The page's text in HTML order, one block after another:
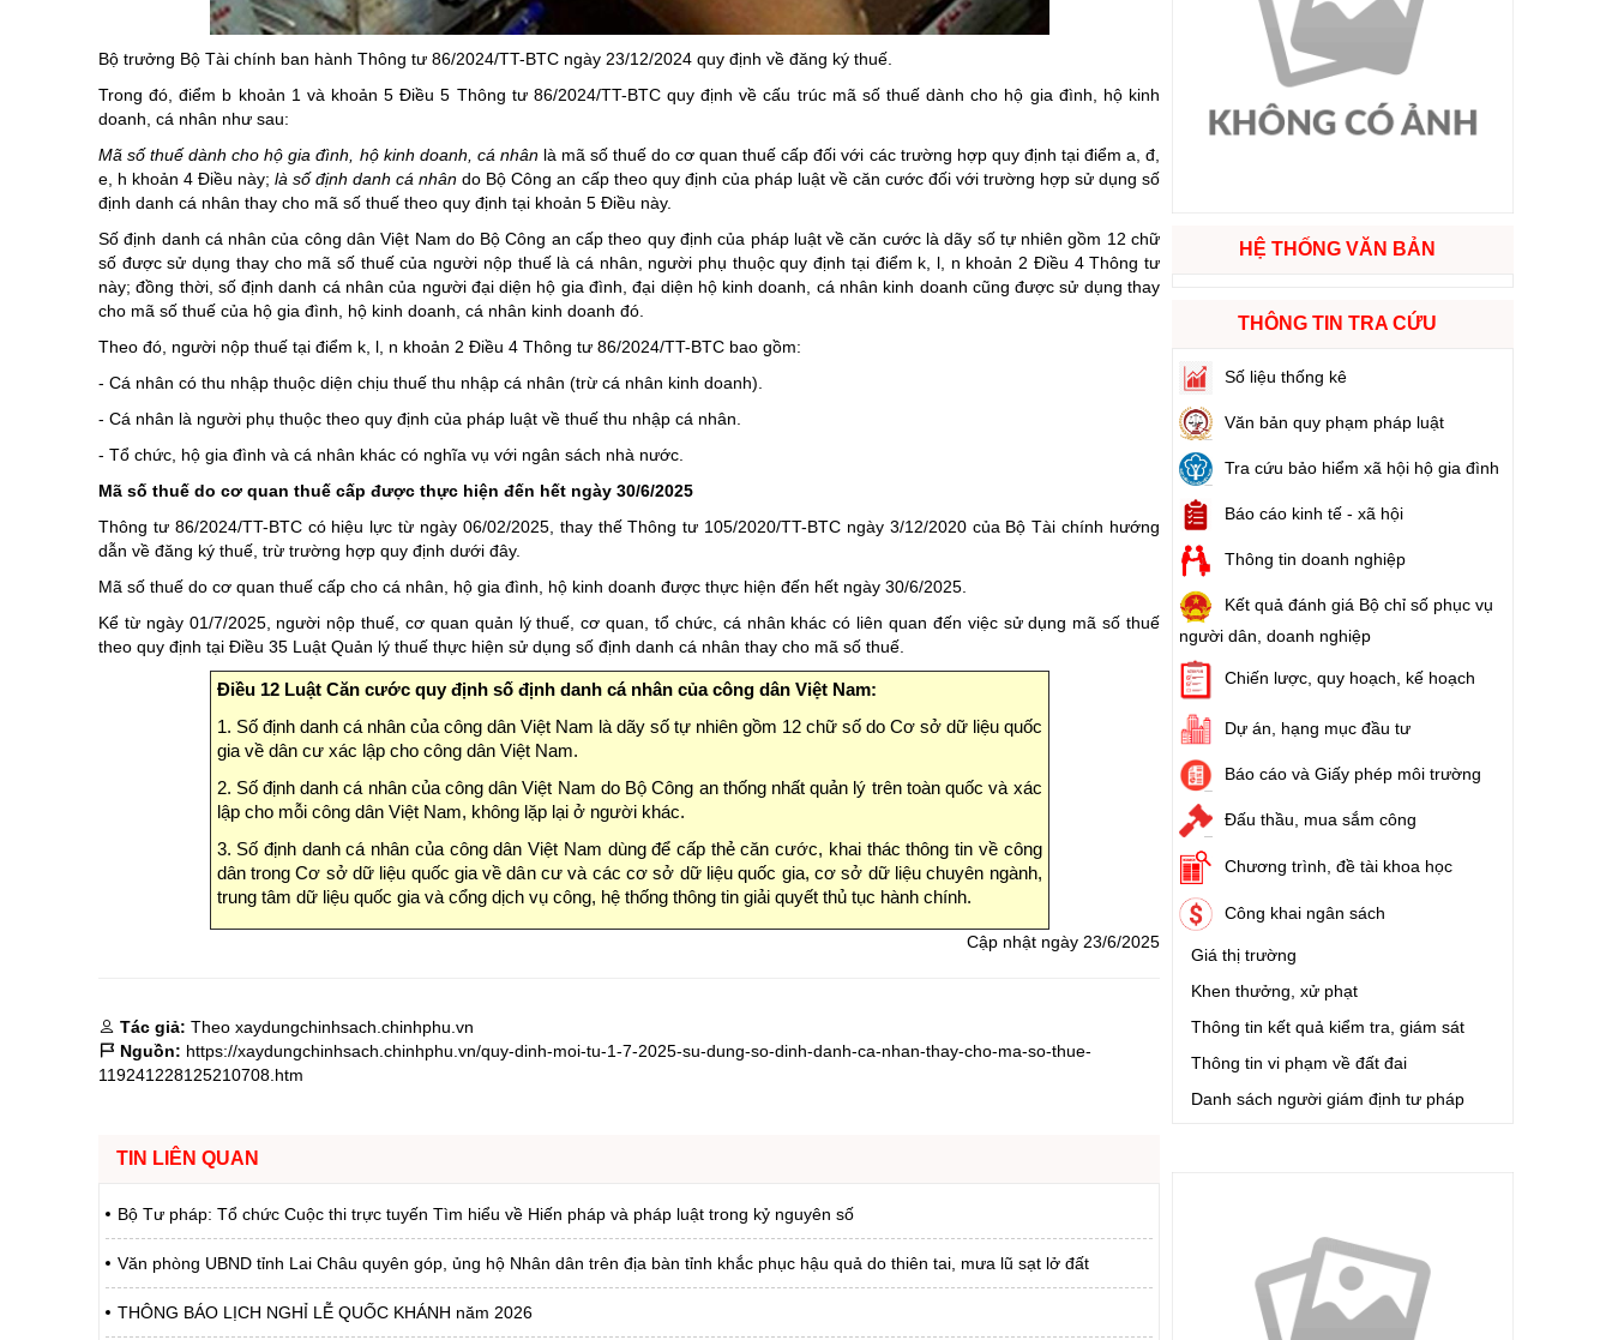
Chuyên đề tổng hợp Giảm nghèo bền vững
Đưa nghị quyết của Đảng vào cuộc sống
Bầu cử đại biểu Quốc hội khóa XVI và đại biểu Hội đồng nhân dân các cấp nhiệm kỳ 2026 - 2031
Gia đình hạnh phúc bền vững
Thông tin biên giới
Người Việt Nam ưu tiên dùng hàng Việt Nam
Bộ trưởng Bộ Tài chính ban hành Thông tư 86/2024/TT-BTC ngày 23/12/2024 quy định về đăng ký thuế.
Trong đó, điểm b khoản 1 và khoản 5 Điều 5 Thông tư 86/2024/TT-BTC quy định về cấu trúc mã số thuế dành cho hộ gia đình, hộ kinh
doanh, cá nhân như sau:
Mã số thuế dành cho hộ gia đình, hộ kinh doanh, cá nhânlà mã số thuế do cơ quan thuế cấp đối với các trường hợp quy định tại điểm a, đ,
e, h khoản 4 Điều này;là số định danh cá nhân do Bộ Công an cấp theo quy định của pháp luật về căn cước đối với trường hợp sử dụng số
định danh cá nhân thay cho mã số thuế theo quy định tại khoản 5 Điều này.
Số định danh cá nhân của công dân Việt Nam do Bộ Công an cấp theo quy định của pháp luật về căn cước là dãy số tự nhiên gồm 12 chữ
số được sử dụng thay cho mã số thuế của người nộp thuế là cá nhân, người phụ thuộc quy định tại điểm k, l, n khoản 2 Điều 4 Thông tư
này; đồng thời, số định danh cá nhân của người đại diện hộ gia đình, đại diện hộ kinh doanh, cá nhân kinh doanh cũng được sử dụng thay
cho mã số thuế của hộ gia đình, hộ kinh doanh, cá nhân kinh doanh đó.
Theo đó, người nộp thuế tại điểm k, l, n khoản 2 Điều 4 Thông tư 86/2024/TT-BTC bao gồm:
- Cá nhân có thu nhập thuộc diện chịu thuế thu nhập cá nhân (trừ cá nhân kinh doanh).
- Cá nhân là người phụ thuộc theo quy định của pháp luật về thuế thu nhập cá nhân.
- Tổ chức, hộ gia đình và cá nhân khác có nghĩa vụ với ngân sách nhà nước.
Mã số thuế do cơ quan thuế cấp được thực hiện đến hết ngày 30/6/2025
Thông tư 86/2024/TT-BTC có hiệu lực từ ngày 06/02/2025, thay thế Thông tư 105/2020/TT-BTC ngày 3/12/2020 của Bộ Tài chính hướng
dẫn về đăng ký thuế, trừ trường hợp quy định dưới đây.
Mã số thuế do cơ quan thuế cấp cho cá nhân, hộ gia đình, hộ kinh doanh được thực hiện đến hết ngày 30/6/2025.
Kể từ ngày 01/7/2025, người nộp thuế, cơ quan quản lý thuế, cơ quan, tổ chức, cá nhân khác có liên quan đến việc sử dụng mã số thuế
theo quy định tại Điều 35 Luật Quản lý thuế thực hiện sử dụng số định danh cá nhân thay cho mã số thuế.
Điều 12 Luật Căn cước quy định số định danh cá nhân của công dân Việt Nam:
1. Số định danh cá nhân của công dân Việt Nam là dãy số tự nhiên gồm 12 chữ số do Cơ sở dữ liệu quốc
gia về dân cư xác lập cho công dân Việt Nam.
2. Số định danh cá nhân của công dân Việt Nam do Bộ Công an thống nhất quản lý trên toàn quốc và xác
lập cho mỗi công dân Việt Nam, không lặp lại ở người khác.
3. Số định danh cá nhân của công dân Việt Nam dùng để cấp thẻ căn cước, khai thác thông tin về công
dân trong Cơ sở dữ liệu quốc gia về dân cư và các cơ sở dữ liệu quốc gia, cơ sở dữ liệu chuyên ngành,
trung tâm dữ liệu quốc gia và cổng dịch vụ công, hệ thống thông tin giải quyết thủ tục hành chính.
Cập nhật ngày 23/6/2025
Tác giả: Theo xaydungchinhsach.chinhphu.vn
Nguồn: https://xaydungchinhsach.chinhphu.vn/quy-dinh-moi-tu-1-7-2025-su-dung-so-dinh-danh-ca-nhan-thay-cho-ma-so-thue-
119241228125210708.htm
TIN LIÊN QUAN
Bộ Tư pháp: Tổ chức Cuộc thi trực tuyến Tìm hiểu về Hiến pháp và pháp luật trong kỷ nguyên số
Văn phòng UBND tỉnh Lai Châu quyên góp, ủng hộ Nhân dân trên địa bàn tỉnh khắc phục hậu quả do thiên tai, mưa lũ sạt lở đất
THÔNG BÁO LỊCH NGHỈ LỄ QUỐC KHÁNH năm 2026
HỆ THỐNG VĂN BẢN
THÔNG TIN TRA CỨU
Số liệu thống kê
Văn bản quy phạm pháp luật
Tra cứu bảo hiểm xã hội hộ gia đình
Báo cáo kinh tế - xã hội
Thông tin doanh nghiệp
Kết quả đánh giá Bộ chỉ số phục vụ
người dân, doanh nghiệp
Chiến lược, quy hoạch, kế hoạch
Dự án, hạng mục đầu tư
Báo cáo và Giấy phép môi trường
Đấu thầu, mua sắm công
Chương trình, đề tài khoa học
Công khai ngân sách
Giá thị trường
Khen thưởng, xử phạt
Thông tin kết quả kiểm tra, giám sát
Thông tin vi phạm về đất đai
Danh sách người giám định tư pháp